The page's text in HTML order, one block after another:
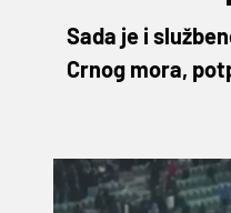
Sada je i
Crnog mora,